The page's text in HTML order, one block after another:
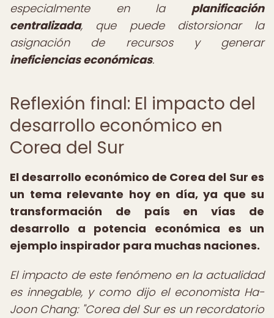
especialmente en la planificación
centralizada, que puede distorsionar la
asignación de recursos y generar
ineficiencias económicas.
Reflexión final: El impacto del
desarrollo económico en
Corea del Sur
El desarrollo económico de Corea del Sur es
un tema relevante hoy en día, ya que su
transformación de país en vías de
desarrollo a potencia económica es un
ejemplo inspirador para muchas naciones.
El impacto de este fenómeno en la actualidad
es innegable, y como dijo el economista Ha-
Joon Chang: "Corea del Sur es un recordatorio